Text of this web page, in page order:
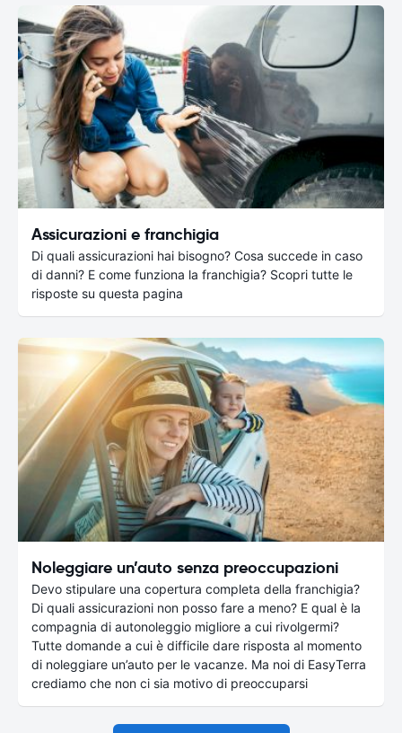
Assicurazioni e franchigia
Di quali assicurazioni hai bisogno? Cosa succede in caso
di danni? E come funziona la franchigia? Scopri tutte le
risposte su questa pagina
Noleggiare un’auto senza preoccupazioni
Devo stipulare una copertura completa della franchigia?
Di quali assicurazioni non posso fare a meno? E qual è la
compagnia di autonoleggio migliore a cui rivolgermi?
Tutte domande a cui è difficile dare risposta al momento
di noleggiare un’auto per le vacanze. Ma noi di EasyTerra
crediamo che non ci sia motivo di preoccuparsi